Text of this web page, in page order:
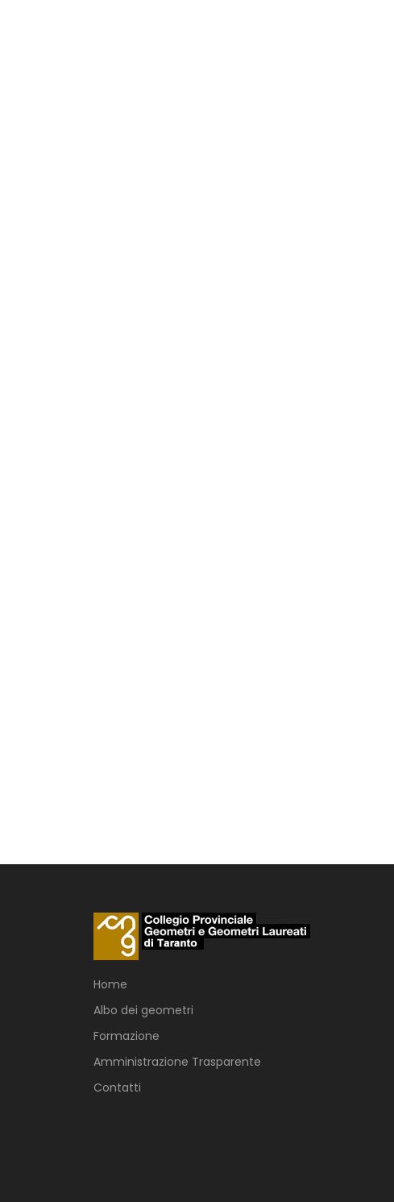
Home
Albo dei geometri
Formazione
Amministrazione Trasparente
Contatti